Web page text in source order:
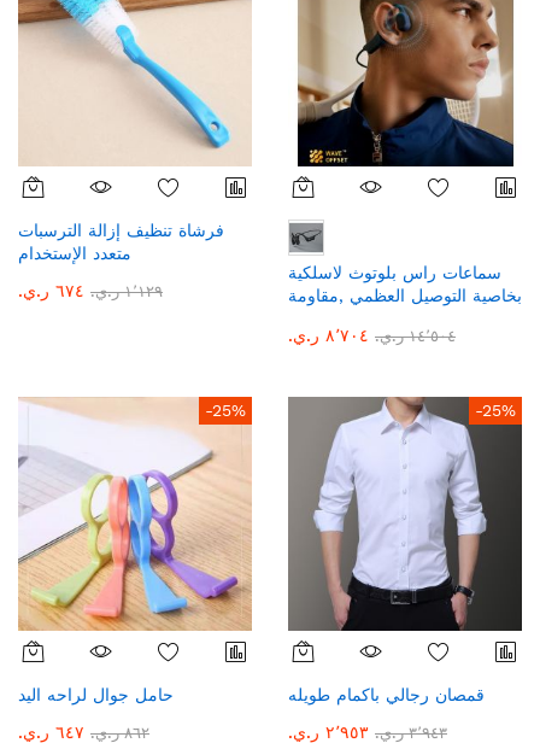
فرشاة تنظيف إزالة الترسبات
متعدد الإستخدام
٦٧٤ ر.ي.‏
١٬١٢٩ ر.ي.‏
سماعات راس بلوتوث لاسلكية
بخاصية التوصيل العظمي ,مقاومة
لاسلكية٨٬٧٠٤ ر.ي.‏ ١٤٬٥٠٤ ر.ي.‏
-25%
حامل جوال لراحه اليد
٦٤٧ ر.ي.‏
٨٦٢ ر.ي.‏
-25%
قمصان رجالي باكمام طويله
٢٬٩٥٣ ر.ي.‏
٣٬٩٤٣ ر.ي.‏